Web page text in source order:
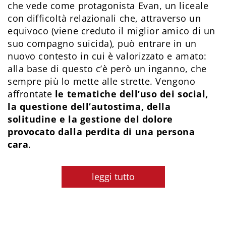
che vede come protagonista Evan, un liceale
con difficoltà relazionali che, attraverso un
equivoco (viene creduto il miglior amico di un
suo compagno suicida), può entrare in un
nuovo contesto in cui è valorizzato e amato:
alla base di questo c’è però un inganno, che
sempre più lo mette alle strette. Vengono
affrontate le tematiche dell’uso dei social,
la questione dell’autostima, della
solitudine e la gestione del dolore
provocato dalla perdita di una persona
cara.
leggi tutto